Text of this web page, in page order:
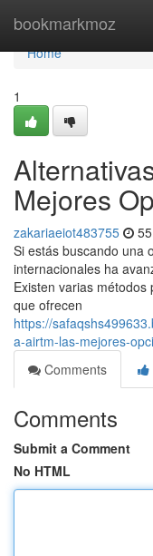
bookmarkmoz
Home
Home
1
Mejores
zakariaeiot483755
Si estás buscando una
internacionales ha
Existen varias
que ofrecen
https://
a-airtm-las-mejores-
Comments
Comments
Submit a Comment
No HTML